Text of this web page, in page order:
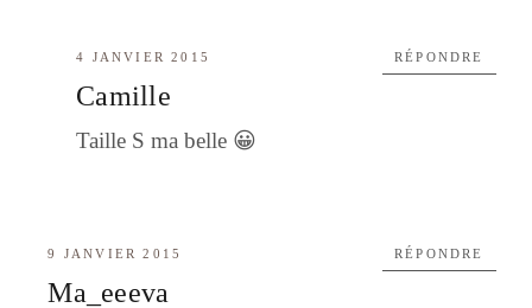
4 JANVIER 2015
Camille
Taille S ma belle 😀
RÉPONDRE
9 JANVIER 2015
Ma_eeeva
RÉPONDRE